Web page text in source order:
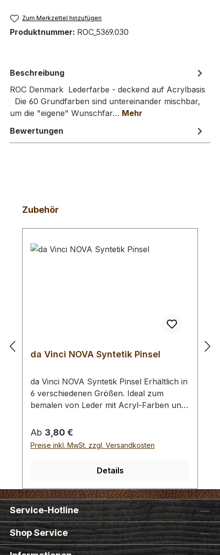
Zum Merkzettel hinzufügen
Produktnummer: ROC_5369.030
Beschreibung
ROC Denmark Lederfarbe - deckend auf Acrylbasis
Die 60 Grundfarben sind untereinander mischbar,
um die "eigene" Wunschfar… Mehr
Bewertungen
Produktgalerie überspringen
Zubehör
da Vinci NOVA Syntetik Pinsel
da Vinci NOVA Syntetik Pinsel Erhältlich in
6 verschiedenen Größen. Ideal zum
bemalen von Leder mit Acryl-Farben und
Syntetik-Fasern des Pinsels sind sehr
langlebig und unempfindlich gegenüber
Alkoholbasierten Lederfarben oder
goldfarbene Synthetikfasern -
Silberzwinge - kurze grünpolierte Stiele -
Größensortiment No. 2/0 bis No. 4
Regulärer Preis:
Ab 3,80 €
Preise inkl. MwSt. zzgl. Versandkosten
Details
Service-Hotline
Shop Service